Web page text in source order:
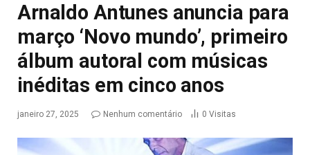
Arnaldo Antunes anuncia para
março ‘Novo mundo’, primeiro
álbum autoral com músicas
inéditas em cinco anos
janeiro 27, 2025 Nenhum comentário 0 Visitas